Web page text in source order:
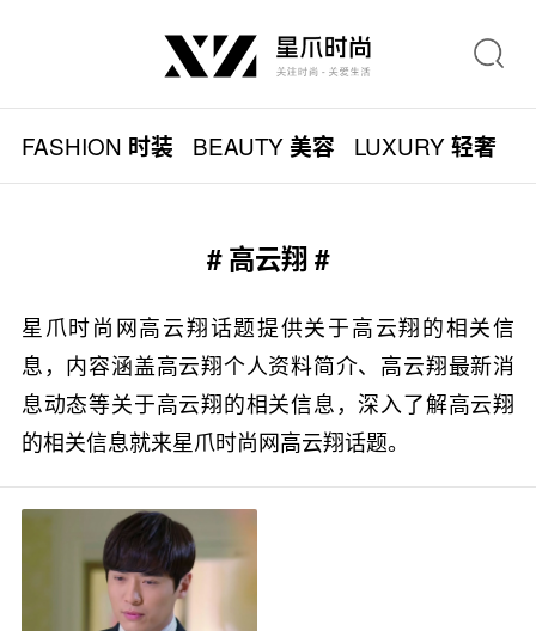
FASHION 时装 BEAUTY美容 LUXURY轻奢
# 高云翔 #
星爪时尚网高云翔话题提供关于高云翔的相关信
息，内容涵盖高云翔个人资料简介、高云翔最新消
息动态等关于高云翔的相关信息，深入了解高云翔
的相关信息就来星爪时尚网高云翔话题。